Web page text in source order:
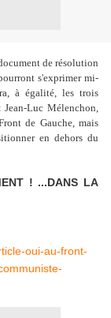
de résolution
s'exprimer mi-
à égalité, les trois
Jean-Luc Mélenchon,
de Gauche, mais
en dehors du
! ...DANS LA
oui-au-front-